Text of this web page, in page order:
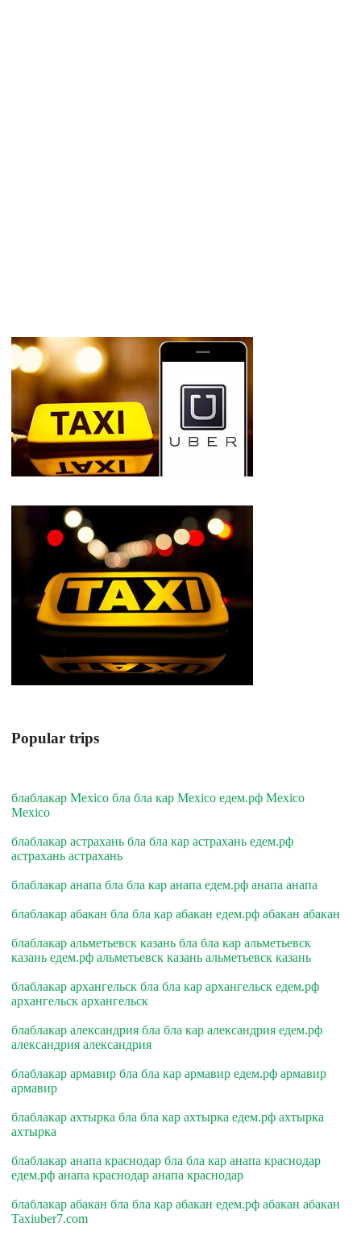
Popular trips
блаблакар Mexico бла бла кар Mexico едем.рф Mexico
Mexico
блаблакар астрахань бла бла кар астрахань едем.рф
астрахань астрахань
блаблакар анапа бла бла кар анапа едем.рф анапа анапа
блаблакар абакан бла бла кар абакан едем.рф абакан абакан
блаблакар альметьевск казань бла бла кар альметьевск
казань едем.рф альметьевск казань альметьевск казань
блаблакар архангельск бла бла кар архангельск едем.рф
архангельск архангельск
блаблакар александрия бла бла кар александрия едем.рф
александрия александрия
блаблакар армавир бла бла кар армавир едем.рф армавир
армавир
блаблакар ахтырка бла бла кар ахтырка едем.рф ахтырка
ахтырка
блаблакар анапа краснодар бла бла кар анапа краснодар
едем.рф анапа краснодар анапа краснодар
блаблакар абакан бла бла кар абакан едем.рф абакан абакан
Taxiuber7.com